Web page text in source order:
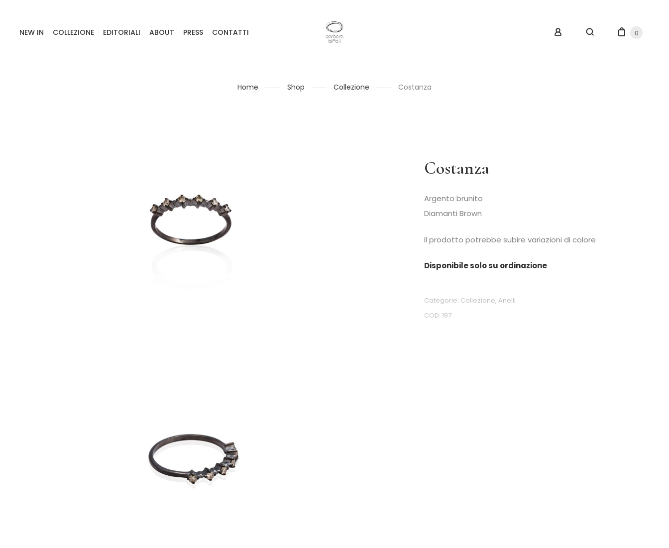
NEW IN COLLEZIONE EDITORIALI ABOUT PRESS CONTATTI 0
Home Shop Collezione Costanza
Costanza
Argento brunito
Diamanti Brown
Il prodotto potrebbe subire variazioni di colore
Disponibile solo su ordinazione
COD:197
Categorie: Collezione,Anelli